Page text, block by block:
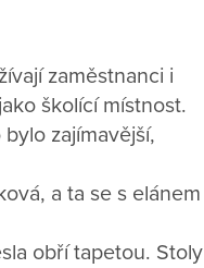
zaměstnanci i
školící místnost.
zajímavější,
a ta se s elánem
obří tapetou. Stoly